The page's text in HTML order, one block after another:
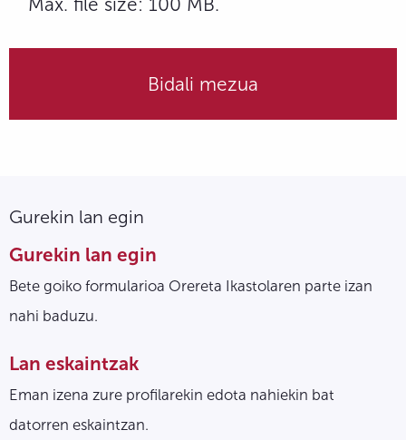
Gurekin lan egin
Gurekin lan egin
Bete goiko formularioa Orereta Ikastolaren parte izan
nahi baduzu.
Lan eskaintzak
Eman izena zure profilarekin edota nahiekin bat
datorren eskaintzan.